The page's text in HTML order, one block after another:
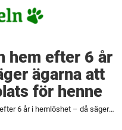
hem efter 6 år
ägarna att
för henne
Hund hittar äntligen hem efter 6 år i hemlöshet – då säger ägarna att de inte längre har plats för henne